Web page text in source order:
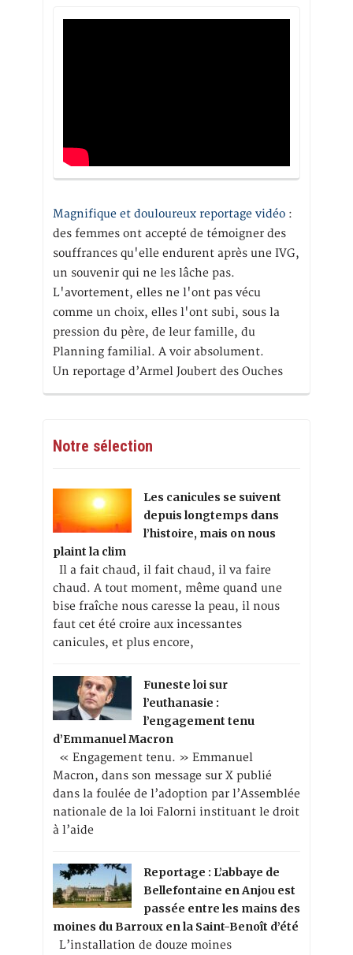
Magnifique et douloureux reportage vidéo :
des femmes ont accepté de témoigner des
souffrances qu'elle endurent après une IVG,
un souvenir qui ne les lâche pas.
L'avortement, elles ne l'ont pas vécu
comme un choix, elles l'ont subi, sous la
pression du père, de leur famille, du
Planning familial. A voir absolument.
Un reportage d’Armel Joubert des Ouches
Notre sélection
Les canicules se suivent
depuis longtemps dans
l’histoire, mais on nous
plaint la clim
Il a fait chaud, il fait chaud, il va faire
chaud. A tout moment, même quand une
bise fraîche nous caresse la peau, il nous
faut cet été croire aux incessantes
canicules, et plus encore,
Funeste loi sur
l’euthanasie :
l’engagement tenu
d’Emmanuel Macron
« Engagement tenu. » Emmanuel
Macron, dans son message sur X publié
dans la foulée de l’adoption par l’Assemblée
nationale de la loi Falorni instituant le droit
à l’aide
Reportage : L’abbaye de
Bellefontaine en Anjou est
passée entre les mains des
moines du Barroux en la Saint-Benoît d’été
L’installation de douze moines